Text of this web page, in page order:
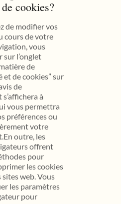
cookies?
de modifier vos
cours de votre
vous
sur l’onglet
de
de cookies” sur
de
à
vous permettra
préférences ou
votre
outre, les
offrent
pour
les cookies
web. Vous
les paramètres
pour